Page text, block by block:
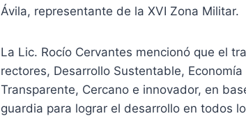
Ávila, representante de la XVI Zona Militar.
La Lic. Rocío Cervantes mencionó que el
rectores, Desarrollo Sustentable,
Transparente, Cercano e innovador, en
guardia para lograr el desarrollo en todos